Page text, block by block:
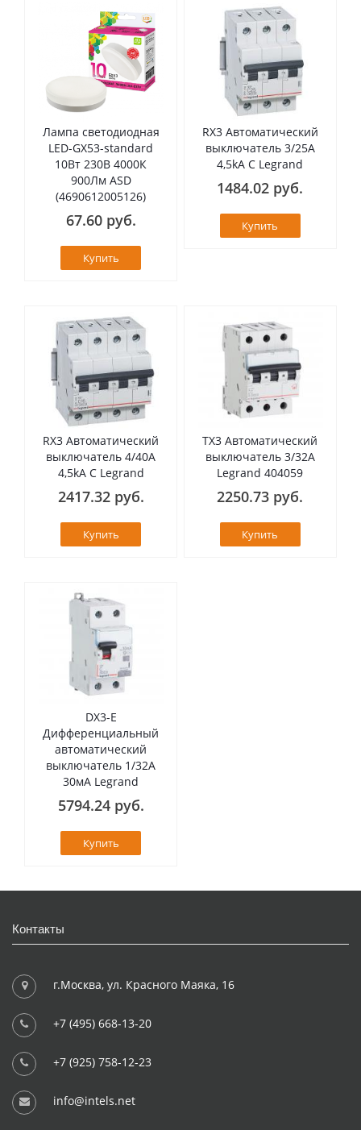
Лампа светодиодная
LED-GX53-standard
10Вт 230В 4000К
900Лм ASD
(4690612005126)
67.60 руб.
Купить
RX3 Автоматический
выключатель 3/25А
4,5kA C Legrand
1484.02 руб.
Купить
RX3 Автоматический
выключатель 4/40А
4,5kA C Legrand
2417.32 руб.
Купить
TX3 Автоматический
выключатель 3/32А
Legrand 404059
2250.73 руб.
Купить
DX3-E
Дифференциальный
автоматический
выключатель 1/32А
30мА Legrand
5794.24 руб.
Купить
Контакты
г.Москва, ул. Красного Маяка, 16
+7 (495) 668-13-20
+7 (925) 758-12-23
info@intels.net